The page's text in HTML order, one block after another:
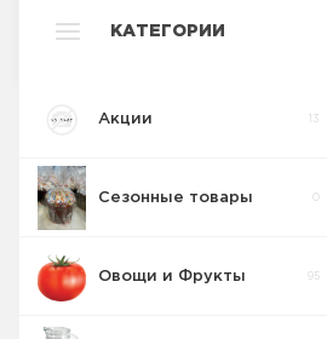
КАТЕГОРИИ
Акции 13
Сезонные товары
Овощи и Фрукты 95